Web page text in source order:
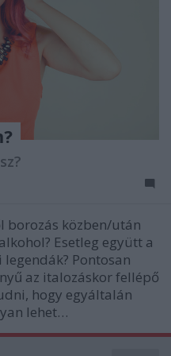
borozás közben/után
Esetleg együtt a
legendák? Pontosan
az italozáskor fellépő
hogy egyáltalán
lehet…